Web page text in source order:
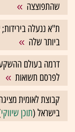
שהתפוצצה
ת"א ננעלה
ביותר שלה
דרמה בעולם
לפרסם תשואות
קבוצת לאומית
בישראל (תוכן שיווקי